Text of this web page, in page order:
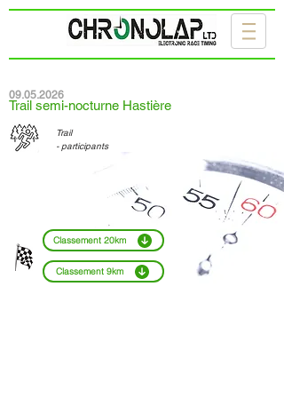
Trail semi-nocturne Hastière
09.05.2026
Trail
- participants
Classement 20km
Classement 9km